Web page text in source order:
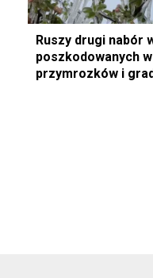
Ruszy drugi nabór
poszkodowanych
przymrozków i